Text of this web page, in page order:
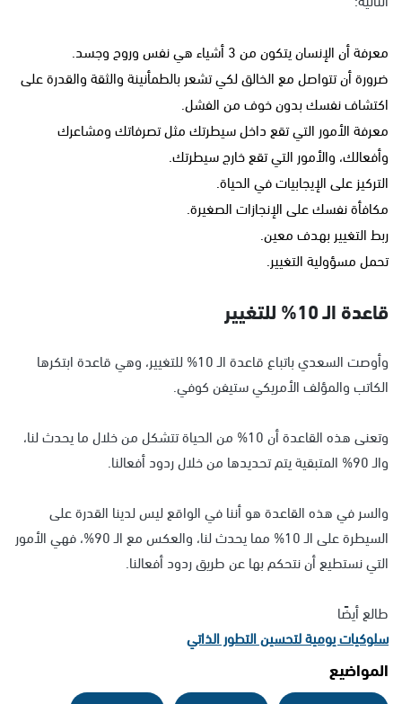
معرفة أن الإنسان يتكون من 3 أشياء هي نفس وروح وجسد.
ضرورة أن تتواصل مع الخالق لكي تشعر بالطمأنينة والثقة والقدرة على
اكتشاف نفسك بدون خوف من الفشل.
معرفة الأمور التي تقع داخل سيطرتك مثل تصرفاتك ومشاعرك
وأفعالك، والأمور التي تقع خارج سيطرتك.
التركيز على الإيجابيات في الحياة.
مكافأة نفسك على الإنجازات الصغيرة.
ربط التغيير بهدف معين.
تحمل مسؤولية التغيير.
قاعدة الـ 10% للتغيير
وأوصت السعدي باتباع قاعدة الـ 10% للتغيير، وهي قاعدة ابتكرها
الكاتب والمؤلف الأمريكي ستيفن كوفي.
وتعنى هذه القاعدة أن 10% من الحياة تتشكل من خلال ما يحدث لنا،
والـ 90% المتبقية يتم تحديدها من خلال ردود أفعالنا.
والسر في هذه القاعدة هو أننا في الواقع ليس لدينا القدرة على
السيطرة على الـ 10% مما يحدث لنا، والعكس مع الـ 90%، فهي الأمور
التي نستطيع أن نتحكم بها عن طريق ردود أفعالنا.
طالع أيضًا
سلوكيات يومية لتحسين التطور الذاتي
المواضيع